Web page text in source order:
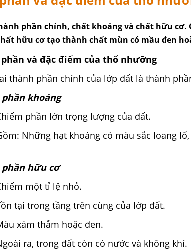
phần chính, chất khoáng và chất hữu cơ.
hữu cơ tạo thành chất mùn có mầu đen
phần và đặc điểm của thổ nhưỡng
phần chính của lớp đất là thành phần
khoáng
phần lớn trọng lượng của đất.
hạt khoáng có màu sắc loang lổ,
phần hữu cơ
một tỉ lệ nhỏ.
trong tầng trên cùng của lớp đất.
thẫm hoặc đen.
ra, trong đất còn có nước và không khí.